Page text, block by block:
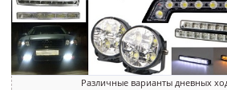
Различные варианты дневных